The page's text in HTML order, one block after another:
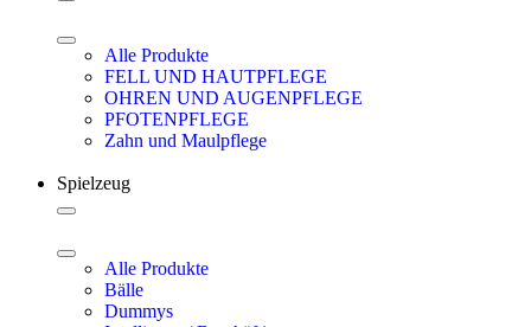
Alle Produkte
FELL UND HAUTPFLEGE
OHREN UND AUGENPFLEGE
PFOTENPFLEGE
Zahn und Maulpflege
Spielzeug
Alle Produkte
Bälle
Dummys